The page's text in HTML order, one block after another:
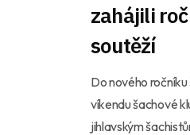
zahájili
soutěží
Do nového
víkendu šachové
jihlavským